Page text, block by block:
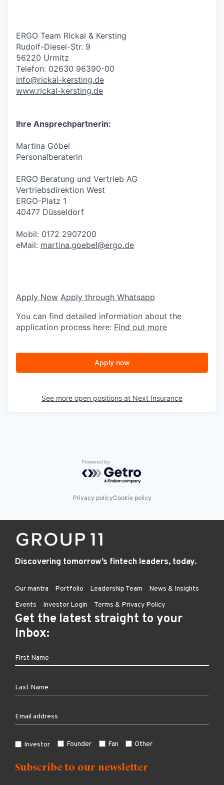
ERGO Team Rickal & Kersting
Rudolf-Diesel-Str. 9
56220 Urmitz
Telefon: 02630 96390-00
info@rickal-kersting.de
www.rickal-kersting.de
Ihre Ansprechpartnerin:
Martina Göbel
Personalberaterin
ERGO Beratung und Vertrieb AG
Vertriebsdirektion West
ERGO-Platz 1
40477 Düsseldorf
Mobil: 0172 2907200
eMail: martina.goebel@ergo.de
Apply Now Apply through Whatsapp
You can find detailed information about the
application process here: Find out more
Apply now
See more open positions at Next Insurance
Powered by Getro.com
Privacy policyCookie policy
Discovering tomorrow’s fintech leaders, today.
Our mantra Portfolio Leadership Team
News & Insights
Events
Investor Login Terms & Privacy Policy
Get the latest straight to your
inbox:
Investor Founder Fan Other